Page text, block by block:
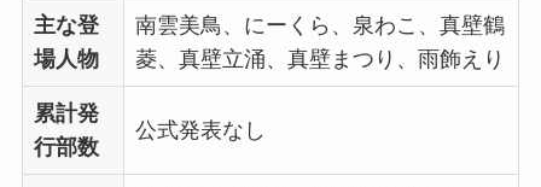
主な登
場人物
南雲美鳥、にーくら、泉わこ、真壁鶴
菱、真壁立涌、真壁まつり、雨飾えり
累計発
行部数
公式発表なし